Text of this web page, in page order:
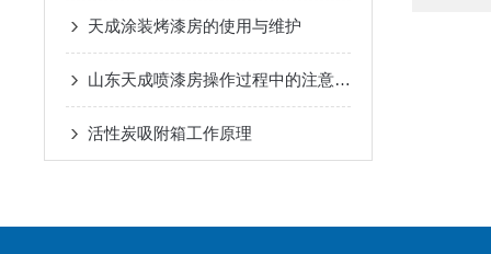
天成涂装烤漆房的使用与维护
山东天成喷漆房操作过程中的注意事项
活性炭吸附箱工作原理